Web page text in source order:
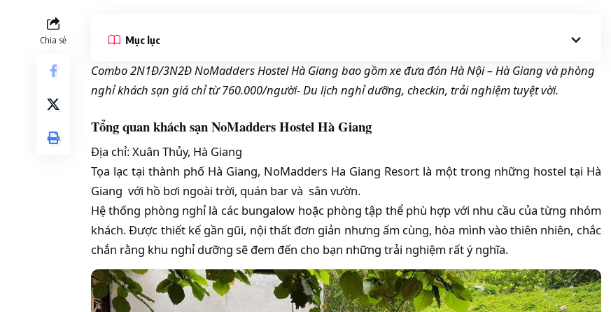
Chia sẻ Mục lục
Combo 2N1Đ/3N2Đ NoMadders Hostel Hà Giang bao gồm xe đưa đón Hà Nội – Hà Giang và phòng
nghỉ khách sạn giá chỉ từ 760.000/người- Du lịch nghỉ dưỡng, checkin, trải nghiệm tuyệt vời.
Tổng quan khách sạnNoMadders HostelHà Giang
Địa chỉ: Xuân Thủy, Hà Giang
Tọa lạc tại thành phố Hà Giang, NoMadders Ha Giang Resort là một trong những hostel tại Hà
Giang với hồ bơi ngoài trời, quán bar và sân vườn.
Hệ thống phòng nghỉ là các bungalow hoặc phòng tập thể phù hợp với nhu cầu của từng nhóm
khách. Được thiết kế gần gũi, nội thất đơn giản nhưng ấm cùng, hòa mình vào thiên nhiên, chắc
chắn rằng khu nghỉ dưỡng sẽ đem đến cho bạn những trải nghiệm rất ý nghĩa.